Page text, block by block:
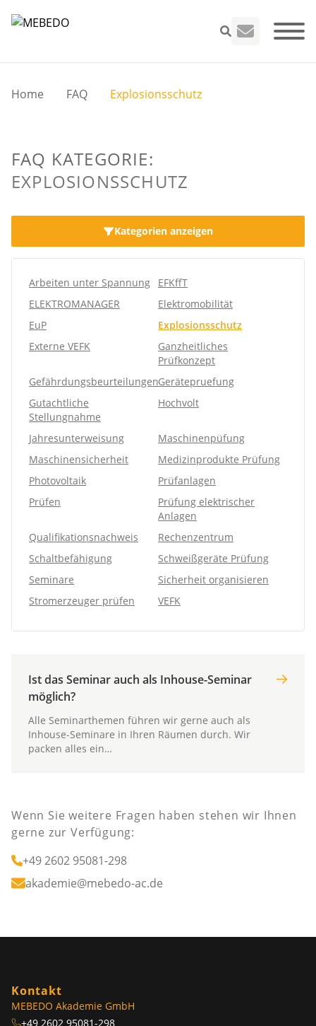
Leistungen
Home FAQ Explosionsschutz
FAQ KATEGORIE:
EXPLOSIONSSCHUTZ
Ist das Seminar auch als Inhouse-Seminar
möglich?
Alle Seminarthemen führen wir gerne auch als
Inhouse-Seminare in Ihren Räumen durch. Wir
packen alles ein…
Wenn Sie weitere Fragen haben stehen wir Ihnen
gerne zur Verfügung:
+49 2602 95081-298
akademie@mebedo-ac.de
Kategorien anzeigen
Arbeiten unter Spannung
EFKffT
ELEKTROMANAGER
Elektromobilität
EuP
Explosionsschutz
Externe VEFK
Ganzheitliches
Prüfkonzept
GefährdungsbeurteilungenGerätepruefung
Gutachtliche
Stellungnahme
Hochvolt
Jahresunterweisung
Maschinenpüfung
Maschinensicherheit
Medizinprodukte Prüfung
Photovoltaik
Prüfanlagen
Prüfen
Prüfung elektrischer
Anlagen
Qualifikationsnachweis
Rechenzentrum
Schaltbefähigung
Schweißgeräte Prüfung
Seminare
Sicherheit organisieren
Stromerzeuger prüfen
VEFK
Kontakt
MEBEDO Akademie GmbH
+49 2602 95081-298